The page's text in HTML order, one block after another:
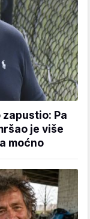
Pa
je više
moćno